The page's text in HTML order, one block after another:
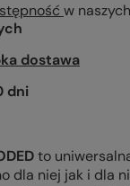
w naszych
dostawa
dni
to
dla niej jak i dla